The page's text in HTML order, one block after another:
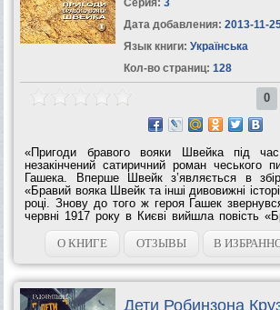
Серия: 3
Дата добавления: 2013-11-
Язык книги: Українська
Кол-во страниц: 128
0
«Пригоди бравого вояки Швейка під
незакінчений сатиричний роман чеського
Гашека. Вперше Швейк з’являється в
«Бравий вояка Швейк та інші дивовижні
році. Знову до того ж героя Гашек
червні 1917 року в Києві вийшла повість
російському полоні». І після
письменник...
О КНИГЕ ОТЗЫВЫ В
Дети Робинзона